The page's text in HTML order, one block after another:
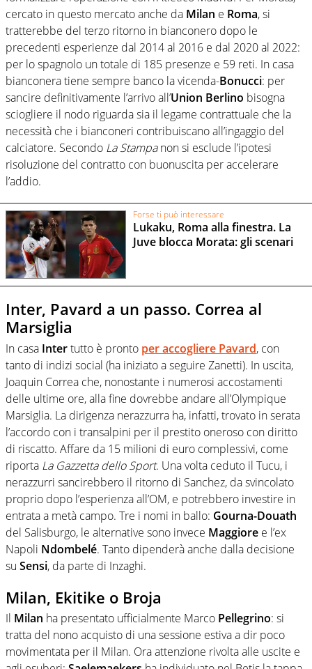
cercato in questo mercato anche da Milan e Roma, si
tratterebbe del terzo ritorno in bianconero dopo le
precedenti esperienze dal 2014 al 2016 e dal 2020 al 2022:
per lo spagnolo un totale di 185 presenze e 59 reti. In casa
bianconera tiene sempre banco la vicenda-Bonucci: per
sancire definitivamente l’arrivo all’Union Berlino bisogna
sciogliere il nodo riguarda sia il legame contrattuale che la
necessità che i bianconeri contribuiscano all’ingaggio del
calciatore. Secondo La Stampanon si esclude l’ipotesi
risoluzione del contratto con buonuscita per accelerare
l’addio.
Forse ti può interessare
Lukaku, Roma alla finestra. La
Juve blocca Morata: gli scenari
Inter, Pavard a un passo. Correa al
Marsiglia
In casa Intertutto è pronto per accogliere Pavard, con
tanto di indizi social (ha iniziato a seguire Zanetti). In uscita,
Joaquin Correa che, nonostante i numerosi accostamenti
delle ultime ore, alla fine dovrebbe andare all’Olympique
Marsiglia. La dirigenza nerazzurra ha, infatti, trovato in serata
l’accordo con i transalpini per il prestito oneroso con diritto
di riscatto. Affare da 15 milioni di euro complessivi, come
riporta La Gazzetta dello Sport. Una volta ceduto il Tucu, i
nerazzurri sancirebbero il ritorno di Sanchez, da svincolato
proprio dopo l’esperienza all’OM, e potrebbero investire in
entrata a metà campo. Tre i nomi in ballo: Gourna-Douath
del Salisburgo, le alternative sono invece Maggiore e l’ex
Napoli Ndombelé. Tanto dipenderà anche dalla decisione
su Sensi, da parte di Inzaghi.
Milan, Ekitike o Broja
Il Milan ha presentato ufficialmente Marco Pellegrino: si
tratta del nono acquisto di una sessione estiva a dir poco
movimentata per il Milan. Ora attenzione rivolta alle uscite e